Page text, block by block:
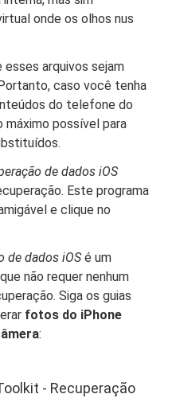
onde os olhos nus
arquivos sejam
caso você tenha
do telefone do
máximo possível para
de dados iOS
Este programa
e clique no
de dados iOSé um
não requer nenhum
Siga os guias
fotos do iPhone
:
- Recuperação